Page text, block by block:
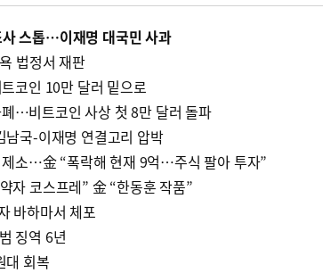
스톱…이재명 대국민 사과
법정서 재판
코인 10만 달러 밑으로
…비트코인 사상 첫 8만 달러 돌파
남국-이재명 연결고리 압박
제소…金 “폭락해 현재 9억…주식 팔아 투자”
자 코스프레” 金 “한동훈 작품”
바하마서 체포
징역 6년
대 회복